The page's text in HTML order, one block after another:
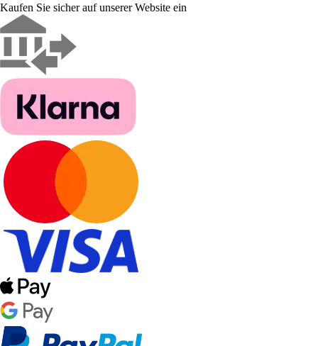
Kaufen Sie sicher auf unserer Website ein